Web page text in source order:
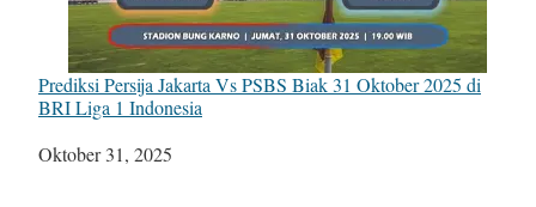
Prediksi Persija Jakarta Vs PSBS Biak 31 Oktober 2025 di
BRI Liga 1 Indonesia
Tanggal
Oktober 31, 2025